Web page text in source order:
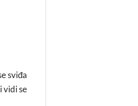
sviđa
vidi se